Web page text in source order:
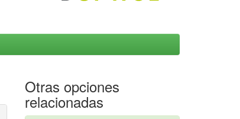
Otras opciones
relacionadas